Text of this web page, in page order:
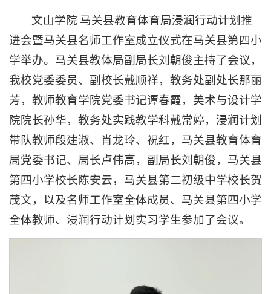
文山学院 马关县教育体育局浸润行动计划推
进会暨马关县名师工作室成立仪式在马关县第四小
学举办。马关县教体局副局长刘朝俊主持了会议，
我校党委委员、副校长戴顺祥，教务处副处长那丽
芳，教师教育学院党委书记谭春霞，美术与设计学
院院长孙华，教务处实践教学科戴常婷，浸润计划
带队教师段建淑、肖龙玲、祝红，马关县教育体育
局党委书记、局长卢伟高，副局长刘朝俊，马关县
第四小学校长陈安云，马关县第二初级中学校长贺
茂文，以及名师工作室全体成员、马关县第四小学
全体教师、浸润行动计划实习学生参加了会议。